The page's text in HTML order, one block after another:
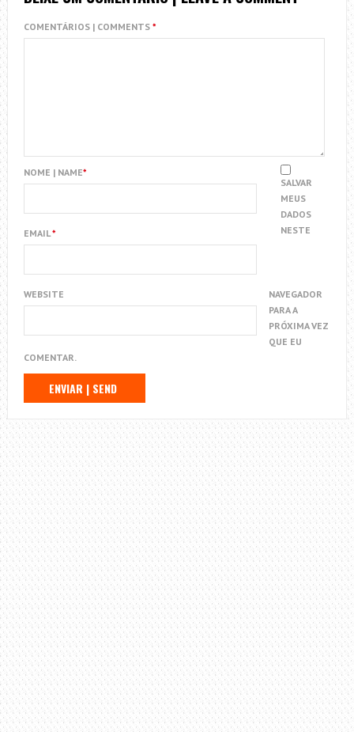
COMENTÁRIOS | COMMENTS *
NOME | NAME*
EMAIL*
WEBSITE
SALVAR
MEUS
DADOS
NESTE
NAVEGADOR
PARA A
PRÓXIMA VEZ
QUE EU
COMENTAR.